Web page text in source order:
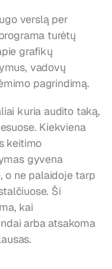
verslą per
turėtų
grafikų
vadovų
pagrindimą.
kuria audito taką,
Kiekviena
keitimo
gyvena
o ne palaidoje tarp
Ši
kai
arba atsakoma